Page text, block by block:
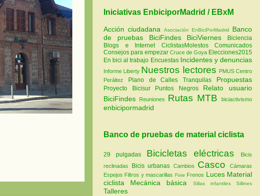
Iniciativas EnbiciporMadrid / EBxM
Acción ciudadana Asociación EnBiciPorMadrid
Banco
de pruebas
BiciFindes BiciViernes
Biciencia
Blogs e Internet
CiclistasMolestos
Comunicados
Consejos para empezar Cruce de Goya Elecciones2015
En bici al trabajo Encuestas Incidentes y denuncias
Informe Liberty Nuestros lectores
PMUS Centro
Peráltez
Plano de Calles Tranquilas Propuestas
Proyecto Bicisur Puntos Negros
Relato usuario
BiciFindes
Reuniones Rutas MTB biciactivismo
enbicipormadrid
Banco de pruebas de material ciclista
29 pulgadas Bicicletas eléctricas
Bicis
reclinadas
Bicis urbanas Cambios Casco
Cámaras
Espejos Filtros y mascarillas Fixie Frenos Luces Material
ciclista
Mecánica básica Sillas infantiles Sillines
Talleres